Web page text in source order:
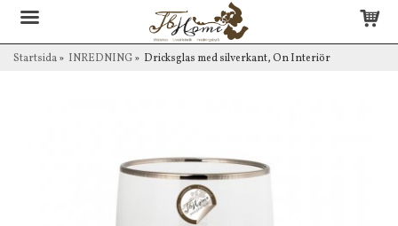
Startsida» INREDNING» Dricksglas med silverkant, On Interiör